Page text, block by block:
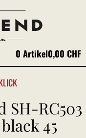
0 Artikel0,00 CHF
SH-RC503
45